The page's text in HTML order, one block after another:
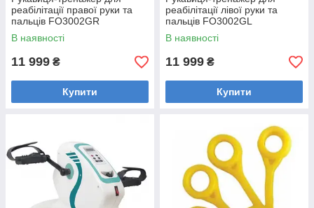
реабілітації правої руки та
пальців FO3002GR
В наявності
11 999 ₴
Купити
реабілітації лівої руки та
пальців FO3002GL
В наявності
11 999 ₴
Купити